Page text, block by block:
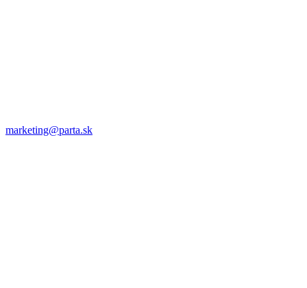
marketing@parta.sk